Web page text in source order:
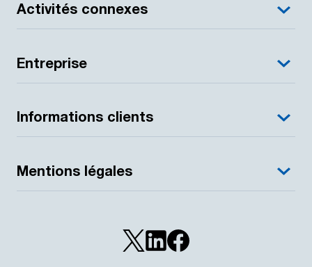
Activités connexes
Entreprise
Informations clients
Mentions légales